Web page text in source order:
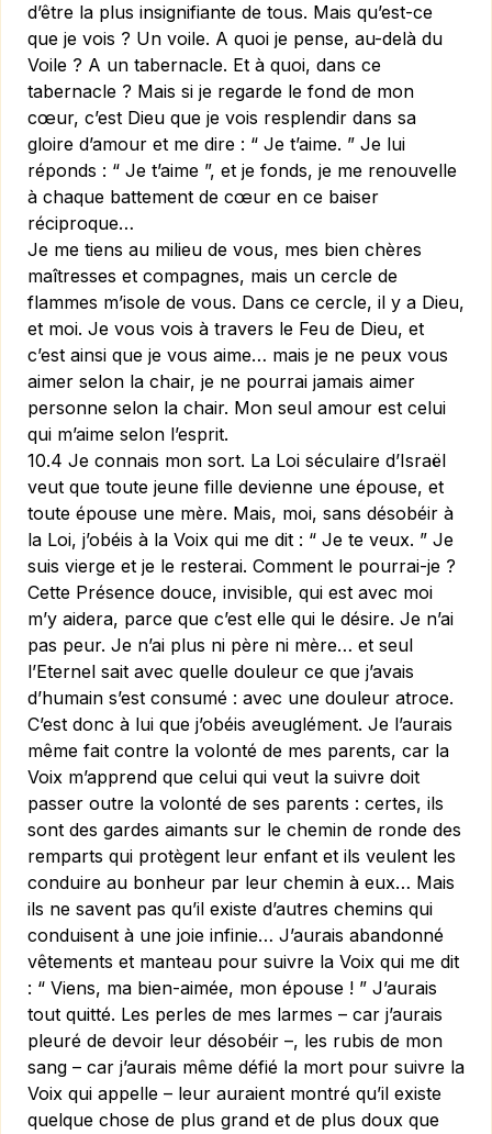
d’être la plus insignifiante de tous. Mais qu’est-ce
que je vois ? Un voile. A quoi je pense, au-delà du
Voile ? A un tabernacle. Et à quoi, dans ce
tabernacle ? Mais si je regarde le fond de mon
cœur, c’est Dieu que je vois resplendir dans sa
gloire d’amour et me dire : “ Je t’aime. ” Je lui
réponds : “ Je t’aime ”, et je fonds, je me renouvelle
à chaque battement de cœur en ce baiser
réciproque…
Je me tiens au milieu de vous, mes bien chères
maîtresses et compagnes, mais un cercle de
flammes m’isole de vous. Dans ce cercle, il y a Dieu,
et moi. Je vous vois à travers le Feu de Dieu, et
c’est ainsi que je vous aime… mais je ne peux vous
aimer selon la chair, je ne pourrai jamais aimer
personne selon la chair. Mon seul amour est celui
qui m’aime selon l’esprit.
10.4 Je connais mon sort. La Loi séculaire d’Israël
veut que toute jeune fille devienne une épouse, et
toute épouse une mère. Mais, moi, sans désobéir à
la Loi, j’obéis à la Voix qui me dit : “ Je te veux. ” Je
suis vierge et je le resterai. Comment le pourrai-je ?
Cette Présence douce, invisible, qui est avec moi
m’y aidera, parce que c’est elle qui le désire. Je n’ai
pas peur. Je n’ai plus ni père ni mère… et seul
l’Eternel sait avec quelle douleur ce que j’avais
d’humain s’est consumé : avec une douleur atroce.
C’est donc à lui que j’obéis aveuglément. Je l’aurais
même fait contre la volonté de mes parents, car la
Voix m’apprend que celui qui veut la suivre doit
passer outre la volonté de ses parents : certes, ils
sont des gardes aimants sur le chemin de ronde des
remparts qui protègent leur enfant et ils veulent les
conduire au bonheur par leur chemin à eux… Mais
ils ne savent pas qu’il existe d’autres chemins qui
conduisent à une joie infinie… J’aurais abandonné
vêtements et manteau pour suivre la Voix qui me dit
: “ Viens, ma bien-aimée, mon épouse ! ” J’aurais
tout quitté. Les perles de mes larmes – car j’aurais
pleuré de devoir leur désobéir –, les rubis de mon
sang – car j’aurais même défié la mort pour suivre la
Voix qui appelle – leur auraient montré qu’il existe
quelque chose de plus grand et de plus doux que